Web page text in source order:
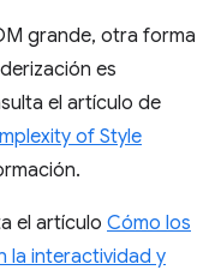
grande, otra forma
es
el artículo de
of Style
el artículo Cómo los
la interactividad y